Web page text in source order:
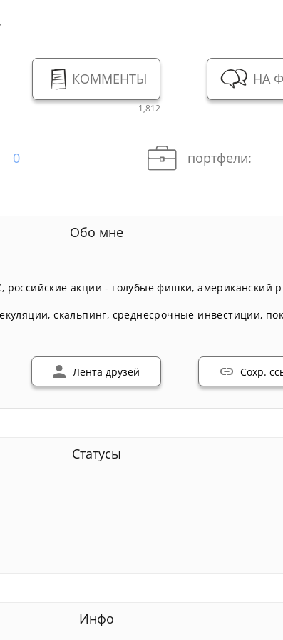
КОММЕНТЫ
1,812
НА
0 портфели:
Обо мне
, российские акции - голубые фишки,американский
,скальпинг, среднесрочные инвестиции,
Лента друзей Сохр.
Статусы
Инфо